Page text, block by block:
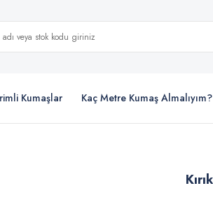
Kumaşlar Kaç Metre Kumaş Almalıyım?